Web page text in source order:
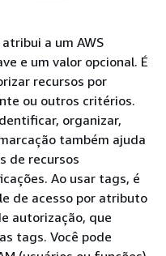
a um AWS
e um valor opcional. É
recursos por
ou outros critérios.
organizar,
também ajuda
de recursos
Ao usar tags, é
de acesso por atributo
autorização, que
tags. Você pode